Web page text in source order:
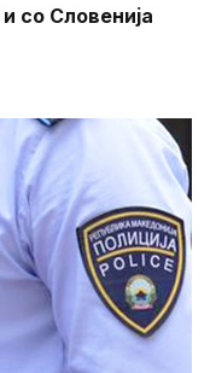
со Словенија